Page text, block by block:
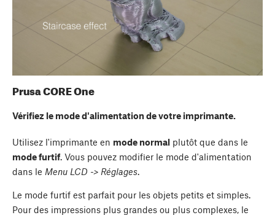
Prusa CORE One
Vérifiez le mode d'alimentation de votre imprimante.
Utilisez l'imprimante en mode normal plutôt que dans le
mode furtif. Vous pouvez modifier le mode d'alimentation
dans le Menu LCD -> Réglages.
Le mode furtif est parfait pour les objets petits et simples.
Pour des impressions plus grandes ou plus complexes, le